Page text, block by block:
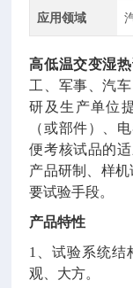
应用领域
高低温交变湿
工、军事、汽
研及生产单位
（或部件）、
便考核试品的
产品研制、样
要试验手段。
产品特性
1、试验系统结
观、大方。